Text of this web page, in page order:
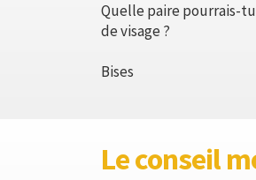
Quelle paire pourrais-
de visage ?
Bises
Le conseil